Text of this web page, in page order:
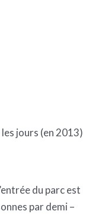
jours (en 2013)
du parc est
par demi –